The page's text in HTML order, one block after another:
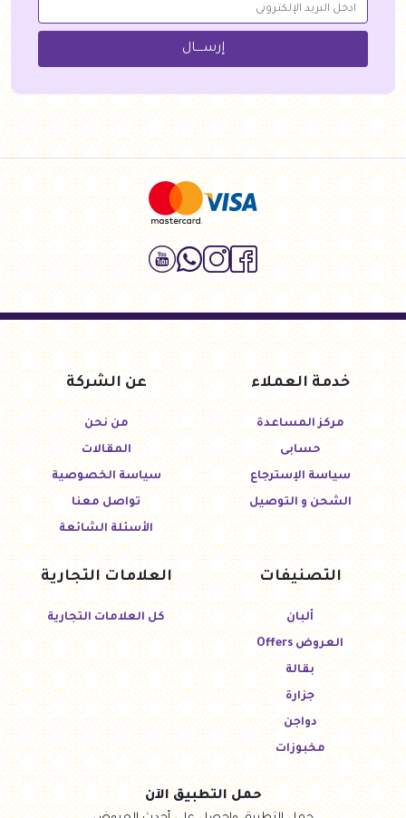
إرســــال
خدمة العملاء
مركز المساعدة
حسابى
سياسة الإسترجاع
الشحن و التوصيل
عن الشركة
من نحن
المقالات
سياسة الخصوصية
تواصل معنا
الأسئلة الشائعة
التصنيفات
ألبان
العروض Offers
بقالة
جزارة
دواجن
مخبوزات
العلامات التجارية
كل العلامات التجارية
حمل التطبيق الآن